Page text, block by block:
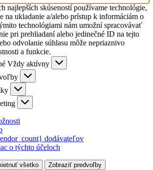
najlepších skúseností používame technológie,
na ukladanie a/alebo prístup k informáciám o
technológiami nám umožní spracovávať
pri prehliadaní alebo jedinečné ID na tejto
odvolanie súhlasu môže nepriaznivo
a funkcie.
Vždy aktívny
dodávateľov
o týchto účeloch
všetko
Zobraziť predvoľby